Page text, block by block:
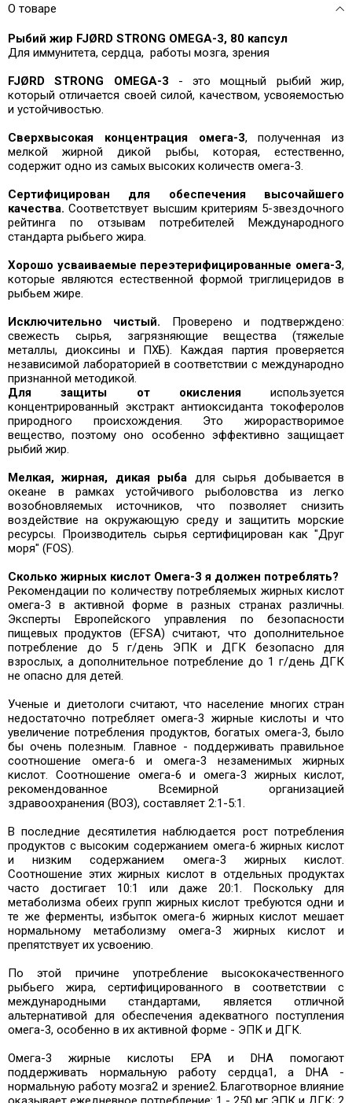
О товаре
Рыбий жир FJØRD STRONG OMEGA-3, 80 капсул
Для иммунитета, сердца, работы мозга, зрения
FJØRD STRONG OMEGA-3 - это мощный рыбий жир,
который отличается своей силой, качеством, усвояемостью
и устойчивостью.
Сверхвысокая концентрация омега-3, полученная из
мелкой жирной дикой рыбы, которая, естественно,
содержит одно из самых высоких количеств омега-3.
Сертифицирован для обеспечения высочайшего
качества. Соответствует высшим критериям 5-звездочного
рейтинга по отзывам потребителей Международного
стандарта рыбьего жира.
Хорошо усваиваемые переэтерифицированные омега-3,
которые являются естественной формой триглицеридов в
рыбьем жире.
Исключительно чистый. Проверено и подтверждено:
свежесть сырья, загрязняющие вещества (тяжелые
металлы, диоксины и ПХБ). Каждая партия проверяется
независимой лабораторией в соответствии с международно
признанной методикой.
Для защиты от окисленияиспользуется
концентрированный экстракт антиоксиданта токоферолов
природного происхождения. Это жирорастворимое
вещество, поэтому оно особенно эффективно защищает
рыбий жир.
Мелкая, жирная, дикая рыба для сырья добывается в
океане в рамках устойчивого рыболовства из легко
возобновляемых источников, что позволяет снизить
воздействие на окружающую среду и защитить морские
ресурсы. Производитель сырья сертифицирован как "Друг
моря" (FOS).
Сколько жирных кислот Омега-3 я должен потреблять?
Рекомендации по количеству потребляемых жирных кислот
омега-3 в активной форме в разных странах различны.
Эксперты Европейского управления по безопасности
пищевых продуктов (EFSA) считают, что дополнительное
потребление до 5 г/день ЭПК и ДГК безопасно для
взрослых, а дополнительное потребление до 1 г/день ДГК
не опасно для детей.
Ученые и диетологи считают, что население многих стран
недостаточно потребляет омега-3 жирные кислоты и что
увеличение потребления продуктов, богатых омега-3, было
бы очень полезным. Главное - поддерживать правильное
соотношение омега-6 и омега-3 незаменимых жирных
кислот. Соотношение омега-6 и омега-3 жирных кислот,
рекомендованное Всемирной организацией
здравоохранения (ВОЗ), составляет 2:1-5:1.
В последние десятилетия наблюдается рост потребления
продуктов с высоким содержанием омега-6 жирных кислот
и низким содержанием омега-3 жирных кислот.
Соотношение этих жирных кислот в отдельных продуктах
часто достигает 10:1 или даже 20:1. Поскольку для
метаболизма обеих групп жирных кислот требуются одни и
те же ферменты, избыток омега-6 жирных кислот мешает
нормальному метаболизму омега-3 жирных кислот и
препятствует их усвоению.
По этой причине употребление высококачественного
рыбьего жира, сертифицированного в соответствии с
международными стандартами, является отличной
альтернативой для обеспечения адекватного поступления
омега-3, особенно в их активной форме - ЭПК и ДГК.
Омега-3 жирные кислоты EPA и DHA помогают
поддерживать нормальную работу сердца1, а DHA -
нормальную работу мозга2 и зрение2. Благотворное влияние